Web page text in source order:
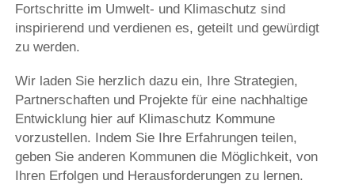
Fortschritte im Umwelt- und Klimaschutz sind
inspirierend und verdienen es, geteilt und gewürdigt
zu werden.
Wir laden Sie herzlich dazu ein, Ihre Strategien,
Partnerschaften und Projekte für eine nachhaltige
Entwicklung hier auf Klimaschutz Kommune
vorzustellen. Indem Sie Ihre Erfahrungen teilen,
geben Sie anderen Kommunen die Möglichkeit, von
Ihren Erfolgen und Herausforderungen zu lernen.